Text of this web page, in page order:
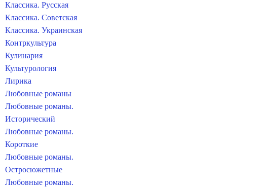
Классика. Русская
Классика. Советская
Классика. Украинская
Контркультура
Кулинария
Культурология
Лирика
Любовные романы
Любовные романы.
Исторический
Любовные романы.
Короткие
Любовные романы.
Остросюжетные
Любовные романы.